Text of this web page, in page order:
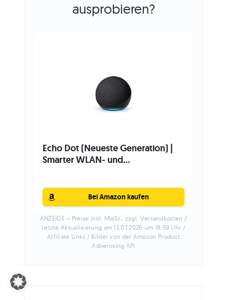
ausprobieren?
Echo Dot (Neueste Generation) |
Smarter WLAN- und...
Bei Amazon kaufen
ANZEIGE – Preise inkl. MwSt., zzgl. Versandkosten /
Letzte Aktualisierung am 13.07.2026 um 18:59 Uhr /
Affiliate Links / Bilder von der Amazon Product
Advertising API